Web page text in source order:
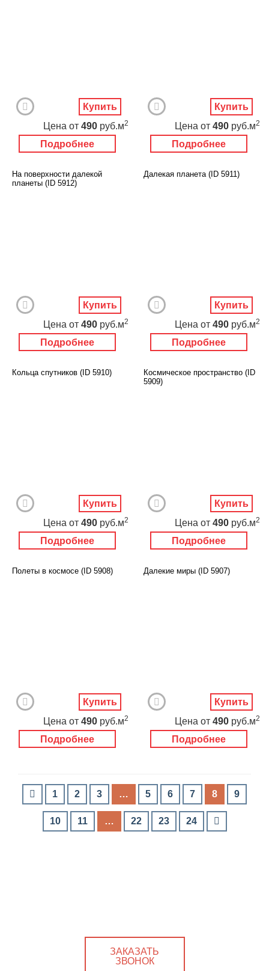
Подробнее
Цена от 490 руб.м2
Купить
Подробнее
Цена от 490 руб.м2
Купить
На поверхности далекой
планеты (ID 5912)
Подробнее
Цена от 490 руб.м2
Купить
Далекая планета (ID 5911)
Подробнее
Цена от 490 руб.м2
Купить
Кольца спутников (ID 5910)
Подробнее
Цена от 490 руб.м2
Купить
Космическое пространство (ID
5909)
Подробнее
Цена от 490 руб.м2
Купить
Полеты в космосе (ID 5908)
Подробнее
Цена от 490 руб.м2
Купить
Далекие миры (ID 5907)
Подробнее
Цена от 490 руб.м2
Купить
1 2 3 … 5 6 7 8 9
10 11 … 22 23 24
ЗАКАЗАТЬ
ЗВОНОК